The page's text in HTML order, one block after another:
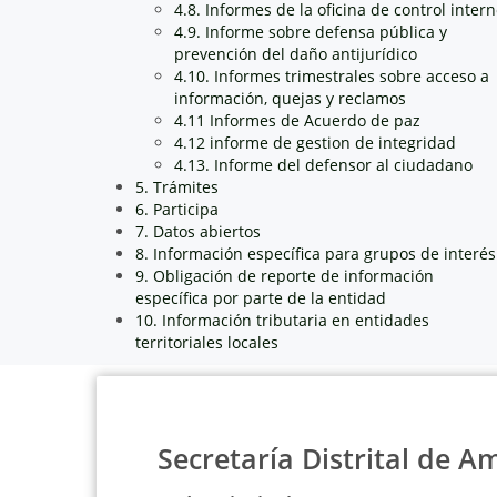
4.8. Informes de la oficina de control
4.9. Informe sobre defensa pública y
prevención del daño antijurídico
4.10. Informes trimestrales sobre acceso a
información, quejas y reclamos
4.11 Informes de Acuerdo de paz
4.12 informe de gestion de integridad
4.13. Informe del defensor al ciudadano
5. Trámites
6. Participa
7. Datos abiertos
8. Información específica para grupos de interés
9. Obligación de reporte de información
específica por parte de la entidad
10. Información tributaria en entidades
territoriales locales
Secretaría Distrital de